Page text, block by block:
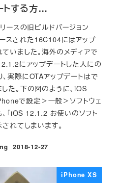
トする方…
スの旧ビルドバージョン
スされた16C104にはアップ
いました。海外のメディアで
にアップデートした人にの
実際にOTAアップデートはで
た。下の図のように、iOS
で設定＞一般＞ソフトウェ
、「iOS 12.1.2 お使いのソフト
れてしまいます。
投稿日
2018-12-27
iPhone XS